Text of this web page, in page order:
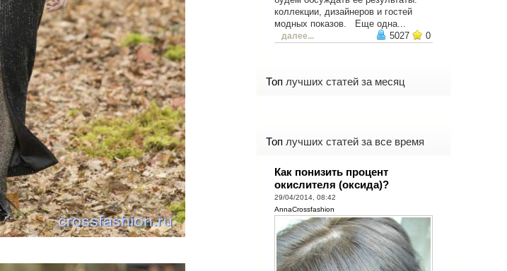
коллекции, дизайнеров и гостей
модных показов. Еще одна...
далее... 5027 0
Топ лучших статей за месяц
Топ лучших статей за все время
Как понизить процент
окислителя (оксида)?
29/04/2014, 08:42
AnnaCrossfashion